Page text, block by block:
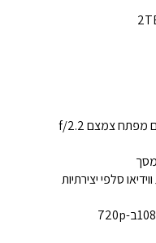
32MP - חיישן סלפי בגודל ''1/3.6 עם מפתח צמצם f/2.2
סלפי יצירתיות